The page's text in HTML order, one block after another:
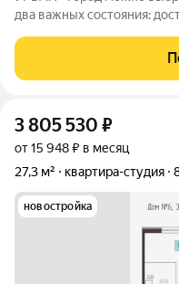
два важных состояния:
удобная городская база:
инфраструктуры,
3 805 530 ₽
от 15 948 ₽ в месяц
27,3 м²
квартира-студия
новостройка